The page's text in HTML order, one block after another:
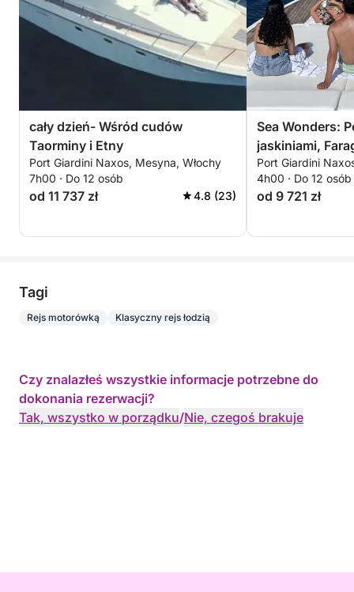
cały dzień- Wśród cudów
Taorminy i Etny
Port Giardini Naxos, Mesyna, Włochy
7h00 · Do 12 osób
od 11 737 zł 4.8 (23)
Sea Wonders:
jaskiniami,
nurkowaniem
Port Giardini
4h00 · Do 12 osób
od 9 721 zł
Tagi
Rejs motorówką Klasyczny rejs łodzią
Czy znalazłeś wszystkie informacje potrzebne do
dokonania rezerwacji?
Tak, wszystko w porządku/Nie, czegoś brakuje